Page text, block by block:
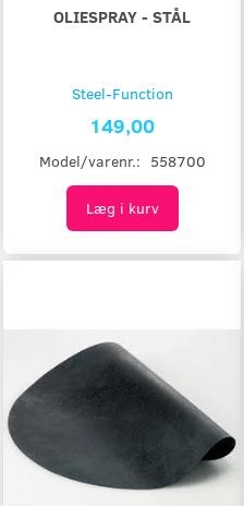
OLIESPRAY - STÅL
Steel-Function
149,00
Model/varenr.: 558700
Læg i kurv